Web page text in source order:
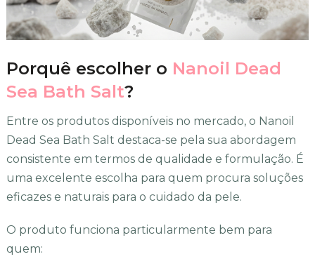
Porquê escolher o Nanoil Dead
Sea Bath Salt?
Entre os produtos disponíveis no mercado, o Nanoil
Dead Sea Bath Salt destaca-se pela sua abordagem
consistente em termos de qualidade e formulação. É
uma excelente escolha para quem procura soluções
eficazes e naturais para o cuidado da pele.
O produto funciona particularmente bem para
quem: